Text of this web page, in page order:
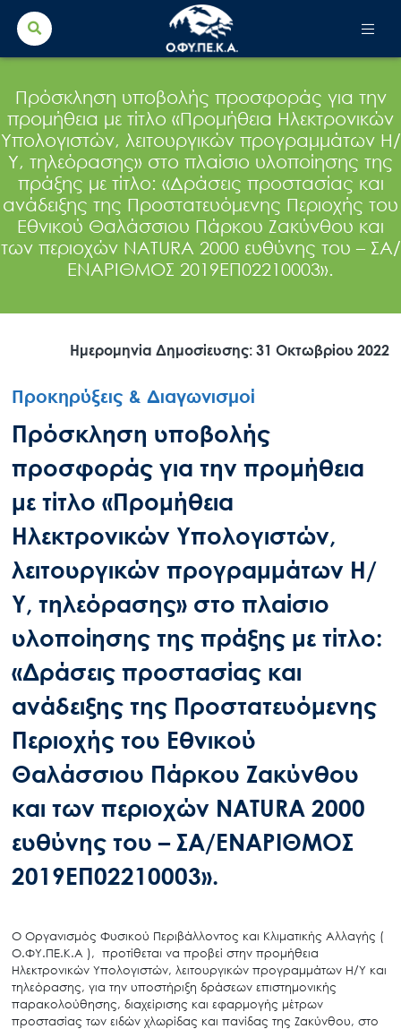
Search
for:
Πρόσκληση υποβολής προσφοράς για την
προμήθεια με τίτλο «Προμήθεια Ηλεκτρονικών
Υπολογιστών, λειτουργικών προγραμμάτων Η/
Υ, τηλεόρασης» στο πλαίσιο υλοποίησης της
πράξης με τίτλο: «Δράσεις προστασίας και
ανάδειξης της Προστατευόμενης Περιοχής του
Εθνικού Θαλάσσιου Πάρκου Ζακύνθου και
των περιοχών NATURA 2000 ευθύνης του – ΣΑ/
ΕΝΑΡΙΘΜΟΣ 2019ΕΠ02210003».
Ημερομηνία Δημοσίευσης: 31 Οκτωβρίου 2022
Προκηρύξεις & Διαγωνισμοί
Πρόσκληση υποβολής
προσφοράς για την προμήθεια
με τίτλο «Προμήθεια
Ηλεκτρονικών Υπολογιστών,
λειτουργικών προγραμμάτων Η/
Υ, τηλεόρασης» στο πλαίσιο
υλοποίησης της πράξης με τίτλο:
«Δράσεις προστασίας και
ανάδειξης της Προστατευόμενης
Περιοχής του Εθνικού
Θαλάσσιου Πάρκου Ζακύνθου
και των περιοχών NATURA 2000
ευθύνης του – ΣΑ/ΕΝΑΡΙΘΜΟΣ
2019ΕΠ02210003».
Ο Οργανισμός Φυσικού Περιβάλλοντος και Κλιματικής Αλλαγής (
Ο.ΦΥ.ΠΕ.Κ.Α ), προτίθεται να προβεί στην προμήθεια
Ηλεκτρονικών Υπολογιστών, λειτουργικών προγραμμάτων Η/Υ και
τηλεόρασης, για την υποστήριξη δράσεων επιστημονικής
παρακολούθησης, διαχείρισης και εφαρμογής μέτρων
προστασίας των ειδών χλωρίδας και πανίδας της Ζακύνθου, στο